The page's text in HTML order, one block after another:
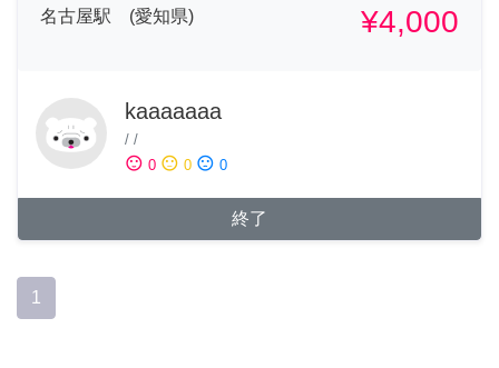
名古屋駅 (愛知県)
¥4,000
kaaaaaaa
/ /
sentiment_satisfied 0 sentiment_neutral 0 sentiment_dissatisfied 0
終了
1